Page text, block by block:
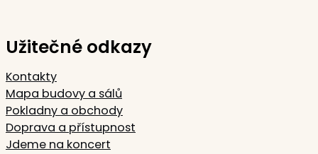
Užitečné odkazy
Kontakty
Mapa budovy a sálů
Pokladny a obchody
Doprava a přístupnost
Jdeme na koncert